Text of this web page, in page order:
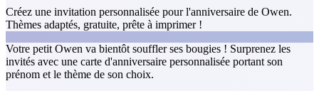
Créez une invitation personnalisée pour l'anniversaire de Owen.
Thèmes adaptés, gratuite, prête à imprimer !
Votre petit Owen va bientôt souffler ses bougies ! Surprenez les
invités avec une carte d'anniversaire personnalisée portant son
prénom et le thème de son choix.